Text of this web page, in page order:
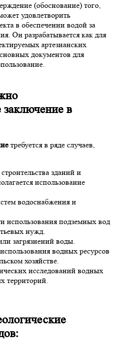
(обоснование) того,
удовлетворить
в обеспечении водой за
Он разрабатывается как для
артезианских
документов для
заключение в
требуется в ряде случаев,
зданий и
использование
водоснабжения и
использования подземных вод
нужд.
загрязнений воды.
водных ресурсов
хозяйстве.
исследований водных
территорий.